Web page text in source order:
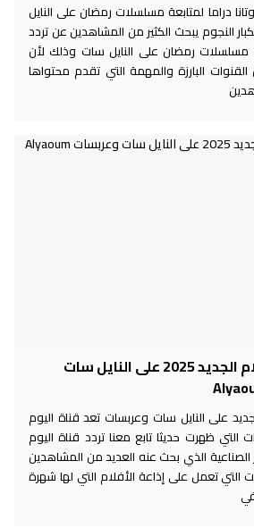
دراما لمتابعة مسلسلات رمضان على النايل
النجوم يبحث الكثير من المشاهدين عن تردد
مسلسلات رمضان على النايل سات وذلك لأن
القنوات البارزة والمهمة التي تقدم محتواها
تردد قناة اليوم أفلام الجديد 2025 على النايل سات
على النايل سات وعربسات تعد قناة اليوم
التي ظهرت حديثا تابع معنا تردد قناة اليوم
الصناعية الذي بحث عنه العديد من المشاهدين
التي تعمل على إذاعة الأفلام التي لها شهرة